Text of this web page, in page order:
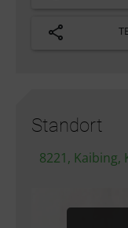
Standort
8221, Kaibing,